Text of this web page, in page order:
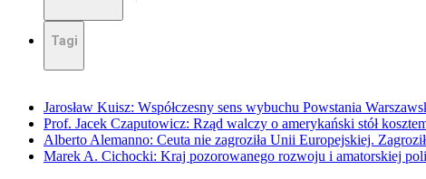
Tagi
Jarosław Kuisz: Współczesny sens wybuchu Powstania
Prof. Jacek Czaputowicz: Rząd walczy o amerykański stół
Alberto Alemanno: Ceuta nie zagroziła Unii Europejskiej.
Marek A. Cichocki: Kraj pozorowanego rozwoju i amatorskiej